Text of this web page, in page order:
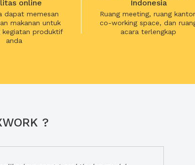
online
dapat memesan
makanan untuk
kegiatan produktif
anda
Indonesia
Ruang meeting, ruang
co-working space, dan
acara terlengkap
?